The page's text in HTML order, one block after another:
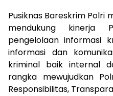
Pusiknas Bareskrim Polri
mendukung kinerja
pengelolaan informasi
informasi dan
kriminal baik internal
rangka mewujudkan
Responsibilitas,